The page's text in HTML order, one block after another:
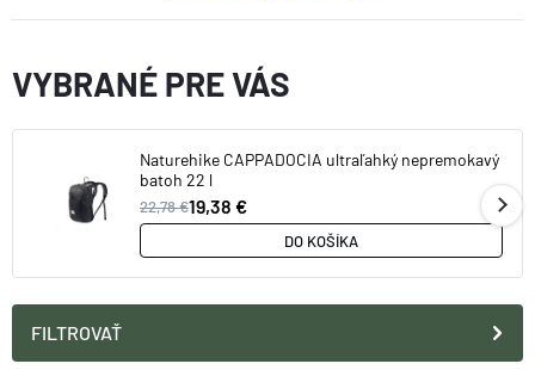
CYKLISTIKA
Značky
Obchodné podmienky
Podmienky ochrany osobných údajov
Kontakty
Veľkostné tabuľky
Výmena a vrátenie
Zľavové kódy Blog Moja objednávka
VYBRANÉ PRE VÁS
Naturehike CAPPADOCIA ultraľahký nepremokavý
batoh 22 l
22,78 €19,38 €
DO KOŠÍKA
FILTROVAŤ